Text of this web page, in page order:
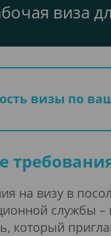
виза
визы по
на визу в
службы
который